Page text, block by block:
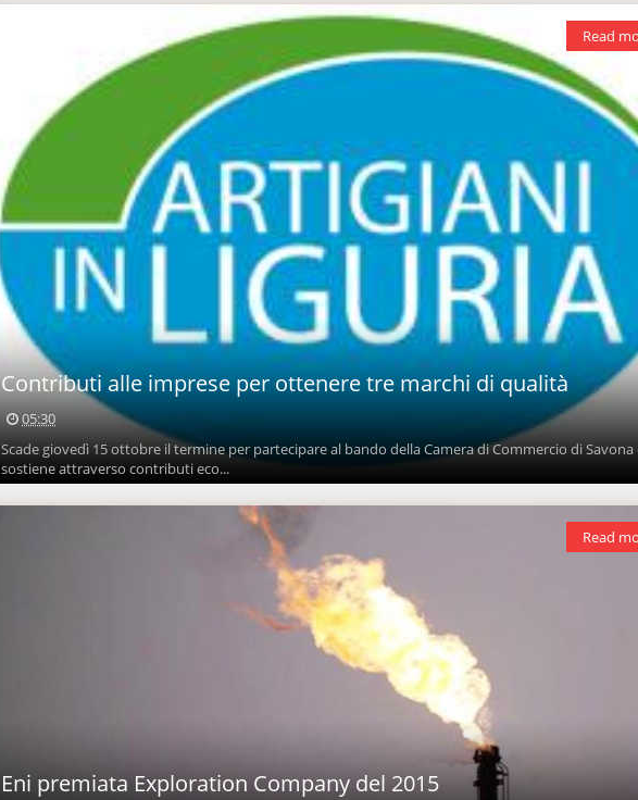
Contributi alle imprese per ottenere tre marchi di qualità
05:30
Scade giovedì 15 ottobre il termine per partecipare al bando della Camera di Commercio di Savona
sostiene attraverso contributi eco...
Read
Eni premiata Exploration Company del 2015
Read